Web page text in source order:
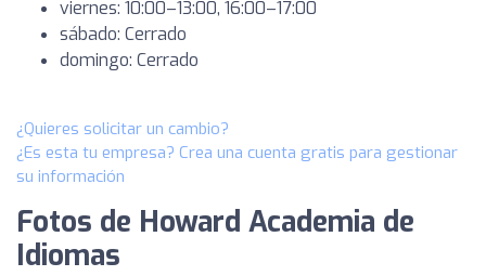
viernes: 10:00–13:00, 16:00–17:00
sábado: Cerrado
domingo: Cerrado
¿Quieres solicitar un cambio?
¿Es esta tu empresa? Crea una cuenta gratis para gestionar
su información
Fotos de Howard Academia de
Idiomas